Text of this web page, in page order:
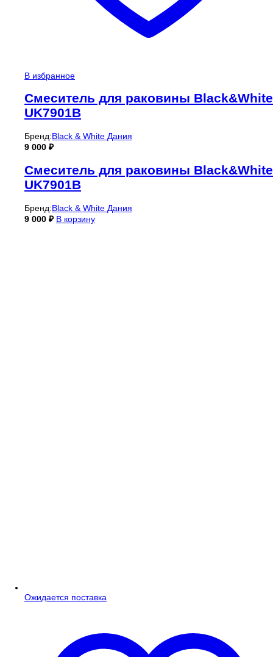
В избранное
Смеситель для раковины Black&White
UK7901B
Бренд:Black & White Дания
9 000 ₽
Смеситель для раковины Black&White
UK7901B
Бренд:Black & White Дания
9 000 ₽ В корзину
Ожидается поставка